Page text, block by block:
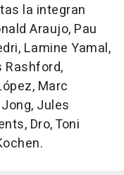
la integran
Araujo, Pau
Lamine Yamal,
Rashford,
Marc
Jules
Dro, Toni